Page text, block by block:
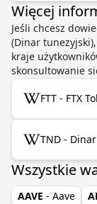
Więcej
Jeśli chcesz
(Dinar
kraje
skonsultowanie
FTT - FTX
TND -
Wszystkie
AAVE - Aave